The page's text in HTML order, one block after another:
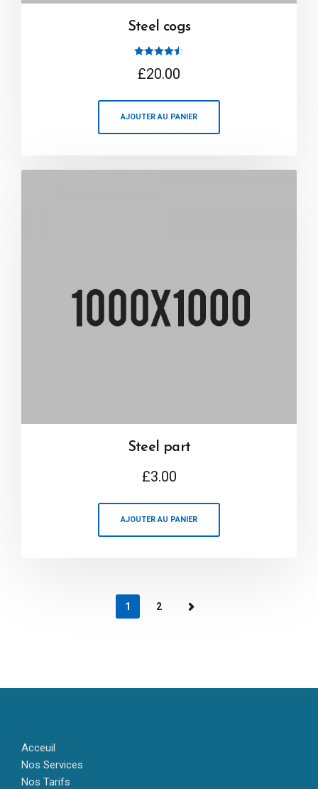
Steel cogs
sur 5
£20.00
AJOUTER AU PANIER
Steel part
£3.00
AJOUTER AU PANIER
1 2
Acceuil
Nos Services
Nos Tarifs